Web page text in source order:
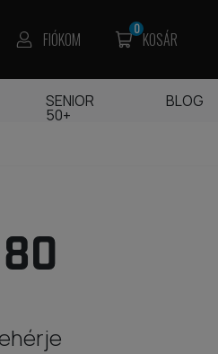
FIÓKOM KOSÁR
0
SENIOR
50+
BLOG